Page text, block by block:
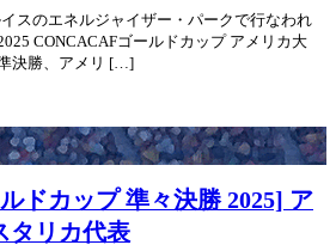
スのエネルジャイザー・パークで行なわれ
CONCACAFゴールドカップ アメリカ大
決勝、アメリ […]
ドカップ 準々決勝 2025] ア
タリカ代表